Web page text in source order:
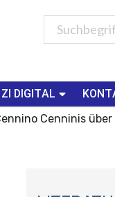
ZI DIGITAL
Cenninis